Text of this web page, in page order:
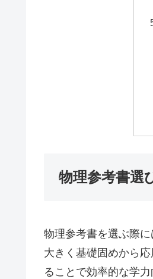
物理参考書選
物理参考書を選ぶ際
大きく基礎固めから
ることで効率的な学力